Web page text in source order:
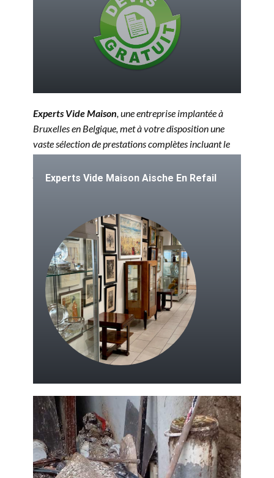
Experts Vide Maison, une entreprise implantée à
Bruxelles en Belgique, met à votre disposition une
vaste sélection de prestations complètes incluant le
Aische En Refailainsi que l'acquisition d'antiquités.
Experts Vide Maison Aische En Refail